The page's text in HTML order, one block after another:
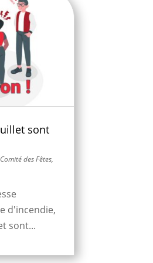
sont
Comité des Fêtes,
d'incendie,
sont...